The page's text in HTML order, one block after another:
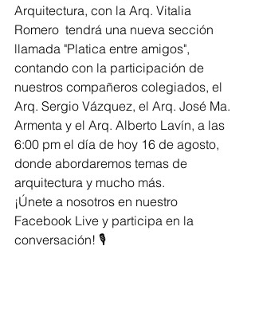
Arquitectura, con la Arq. Vitalia
Romero  tendrá una nueva sección
llamada "Platica entre amigos",
contando con la participación de
nuestros compañeros colegiados, el
Arq. Sergio Vázquez, el Arq. José Ma.
Armenta y el Arq. Alberto Lavín, a las
6:00 pm el día de hoy 16 de agosto,
donde abordaremos temas de
arquitectura y mucho más.
¡Únete a nosotros en nuestro
Facebook Live y participa en la
conversación! 🎙️